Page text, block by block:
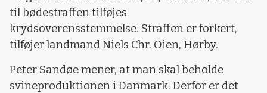
til bødestraffen tilføjes
krydsoverensstemmelse. Straffen er forkert,
tilføjer landmand Niels Chr. Oien, Hørby.
Peter Sandøe mener, at man skal beholde
svineproduktionen i Danmark. Derfor er det